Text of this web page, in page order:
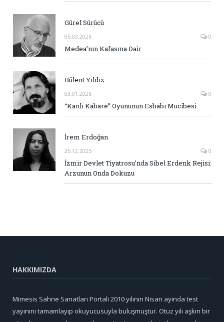
Gürel Sürücü
05.03.2026 0
Medea’nın Kafasına Dair
Bülent Yıldız
03.01.2026 0
“Kanlı Kabare” Oyununun Esbabı Mucibesi
İrem Erdoğan
25.12.2025 0
İzmir Devlet Tiyatrosu’nda Sibel Erdenk Rejisi:
Arzunun Onda Dokuzu
HAKKIMIZDA
Mimesis Sahne Sanatları Portali 2010 yılının Nisan ayında test
yayınını tamamlayıp okuyucusuyla buluşmuştur. Otuz yılı aşkın bir